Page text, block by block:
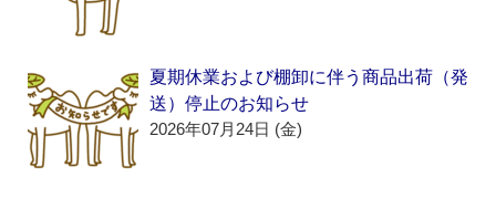
夏期休業および棚卸に伴う商品出荷（発
送）停止のお知らせ
2026年07月24日 (金)